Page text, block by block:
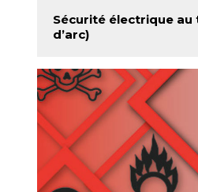
Sécurité électrique au
d’arc)